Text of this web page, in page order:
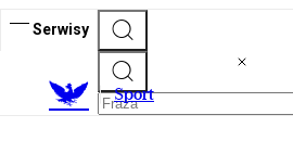
Serwisy
Sport